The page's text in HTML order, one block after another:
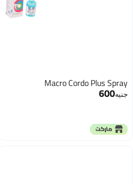
Macro Cordo Plus Spray
جنيه600